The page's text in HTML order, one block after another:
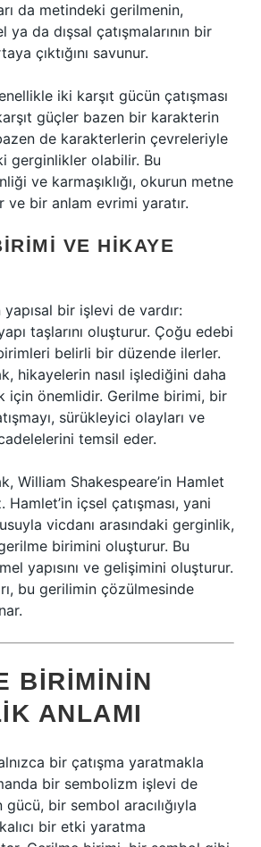
da metindeki gerilmenin,
da dışsal çatışmalarının bir
çıktığını savunur.
iki karşıt gücün çatışması
güçler bazen bir karakterin
de karakterlerin çevreleriyle
gerginlikler olabilir. Bu
ve karmaşıklığı, okurun metne
ve bir anlam evrimi yaratır.
VE HIKAYE
bir işlevi de vardır:
taşlarını oluşturur. Çoğu edebi
belirli bir düzende ilerler.
hikayelerin nasıl işlediğini daha
için önemlidir. Gerilme birimi, bir
sürükleyici olayları ve
temsil eder.
William Shakespeare’in Hamlet
içsel çatışması, yani
vicdanı arasındaki gerginlik,
birimini oluşturur. Bu
yapısını ve gelişimini oluşturur.
bu gerilimin çözülmesinde
BIRIMININ
ANLAMI
bir çatışma yaratmakla
bir sembolizm işlevi de
bir sembol aracılığıyla
bir etki yaratma